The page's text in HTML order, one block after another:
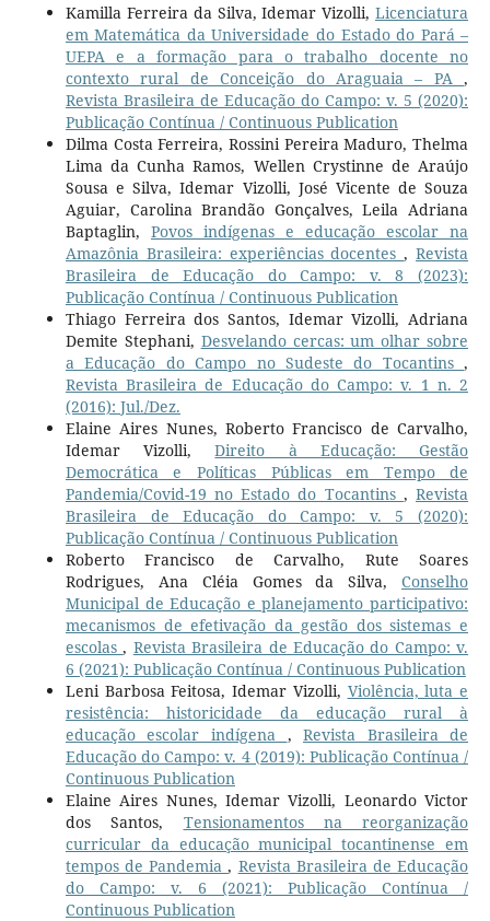
Kamilla Ferreira da Silva, Idemar Vizolli,Licenciatura
em Matemática da Universidade do Estado do Pará –
UEPA e a formação para o trabalho docente no
contexto rural de Conceição do Araguaia – PA,
Revista Brasileira de Educação do Campo: v. 5 (2020):
Publicação Contínua / Continuous Publication
Dilma Costa Ferreira, Rossini Pereira Maduro, Thelma
Lima da Cunha Ramos, Wellen Crystinne de Araújo
Sousa e Silva, Idemar Vizolli, José Vicente de Souza
Aguiar, Carolina Brandão Gonçalves, Leila Adriana
Baptaglin, Povos indígenas e educação escolar na
Amazônia Brasileira: experiências docentes,Revista
Brasileira de Educação do Campo: v. 8 (2023):
Publicação Contínua / Continuous Publication
Thiago Ferreira dos Santos, Idemar Vizolli, Adriana
Demite Stephani, Desvelando cercas: um olhar sobre
a Educação do Campo no Sudeste do Tocantins,
Revista Brasileira de Educação do Campo: v. 1 n. 2
(2016): Jul./Dez.
Elaine Aires Nunes, Roberto Francisco de Carvalho,
Idemar Vizolli,Direito à Educação: Gestão
Democrática e Políticas Públicas em Tempo de
Pandemia/Covid-19 no Estado do Tocantins ,Revista
Brasileira de Educação do Campo: v. 5 (2020):
Publicação Contínua / Continuous Publication
Roberto Francisco de Carvalho, Rute Soares
Rodrigues, Ana Cléia Gomes da Silva,Conselho
Municipal de Educação e planejamento participativo:
mecanismos de efetivação da gestão dos sistemas e
escolas, Revista Brasileira de Educação do Campo: v.
6 (2021): Publicação Contínua / Continuous Publication
Leni Barbosa Feitosa, Idemar Vizolli, Violência, luta e
resistência: historicidade da educação rural à
educação escolar indígena ,Revista Brasileira de
Educação do Campo: v. 4 (2019): Publicação Contínua /
Continuous Publication
Elaine Aires Nunes, Idemar Vizolli, Leonardo Victor
dos Santos, Tensionamentos na reorganização
curricular da educação municipal tocantinense em
tempos de Pandemia, Revista Brasileira de Educação
do Campo: v. 6 (2021): Publicação Contínua /
Continuous Publication